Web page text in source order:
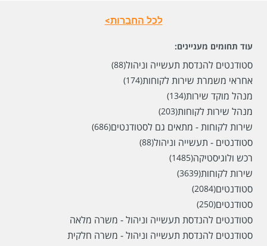
לכל החברות>
עוד תחומים מעניינים:
סטודנטים להנדסת תעשייה וניהול(88)
אחראי משמרת שירות לקוחות(174)
מנהל מוקד שירות(134)
מנהל שירות לקוחות(203)
שירות לקוחות - מתאים גם לסטודנטים(686)
סטודנטים - תעשייה וניהול(88)
רכש ולוגיסטיקה(1485)
שירות לקוחות(3639)
סטודנטים(2084)
סטודנטים(250)
סטודנטים להנדסת תעשייה וניהול - משרה מלאה
סטודנטים להנדסת תעשייה וניהול - משרה חלקית